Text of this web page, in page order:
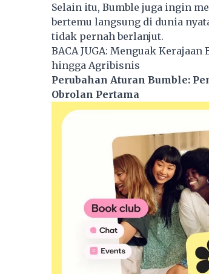
Selain itu, Bumble juga ingin
bertemu langsung di dunia
tidak pernah berlanjut.
BACA JUGA: Menguak Kerajaan
hingga Agribisnis
Perubahan Aturan Bumble:
Obrolan Pertama